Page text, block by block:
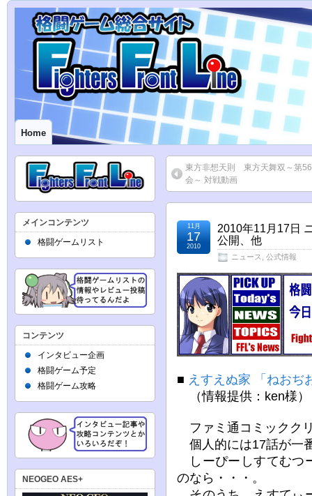
Home
東方非想天則 東方天舞双～第
会～ 対戦動画
2010年11月17日
公開、他
ニュース 公式情報
11月
17
2010
■ えすえぬ家 「ねおぢ
（情報提供：ken様）
ファミ通コミックク
個人的には17話が一
しーぴーしすてむつ
のなら・・・。
メインコンテンツ
格闘ゲームリスト
コンテンツ
インタビュー企画
格闘ゲーム予定
格闘ゲーム攻略
NEOGEO AES+